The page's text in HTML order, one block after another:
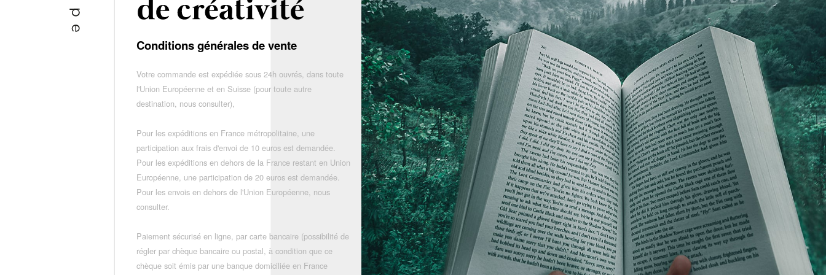
Conditions générales de vente
Votre commande est expédiée sous 24h ouvrés, dans toute
l'Union Européenne et en Suisse (pour toute autre
destination, nous consulter),
Pour les expéditions en France métropolitaine, une
participation aux frais d'envoi de 10 euros est demandée.
Pour les expéditions en dehors de la France restant en Union
Européenne, une participation de 20 euros est demandée.
Pour les envois en dehors de l'Union Européenne, nous
consulter.
Paiement sécurisé en ligne, par carte bancaire (possibilité de
régler par chèque bancaire ou postal, à condition que ce
chèque soit émis par une banque domiciliée en France